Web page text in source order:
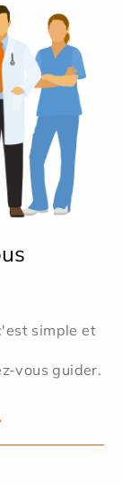
simple et
vous guider.